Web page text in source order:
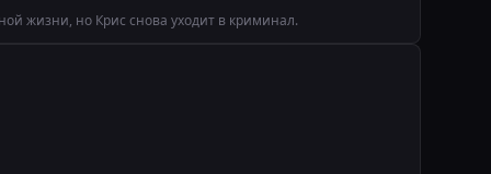
жизни, но Крис снова уходит в криминал.